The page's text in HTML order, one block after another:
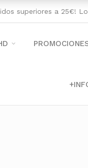
superiores a 25€!